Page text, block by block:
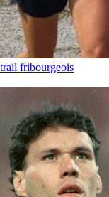
fribourgeois